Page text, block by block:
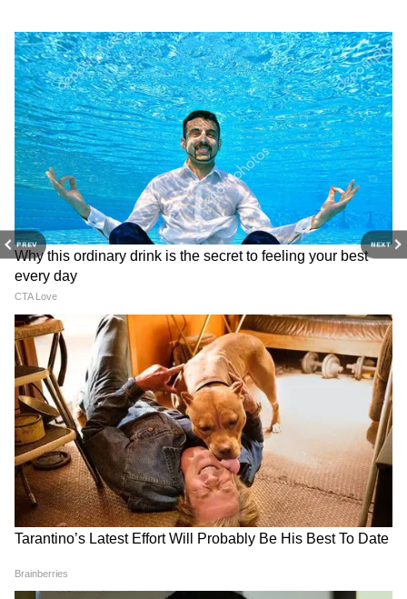
PREV NEXT
3
9
পরে আমরা অনেকবার চ্যাট করেছি
কিন্তু আরসিবি ক্যাম্পে আসার পর, ইনস্টাগ্রামে
পাইনি।